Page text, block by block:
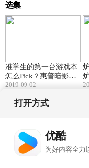
选集
准学生的第一台游戏本
怎么Pick？惠普暗影精
灵5用实力打动你！
2019-09-02
打开方式
优酷
为好内容全力